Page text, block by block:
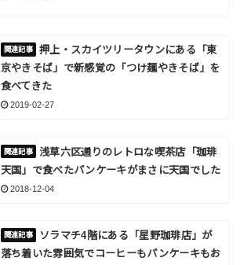
押上・スカイツリータウンにある「東
京やきそば」で新感覚の「つけ麺やきそば」を
食べてきた
2019-02-27
浅草六区通りのレトロな喫茶店「珈琲
天国」で食べたパンケーキがまさに天国でした
2018-12-04
ソラマチ4階にある「星野珈琲店」が
落ち着いた雰囲気でコーヒーもパンケーキもお